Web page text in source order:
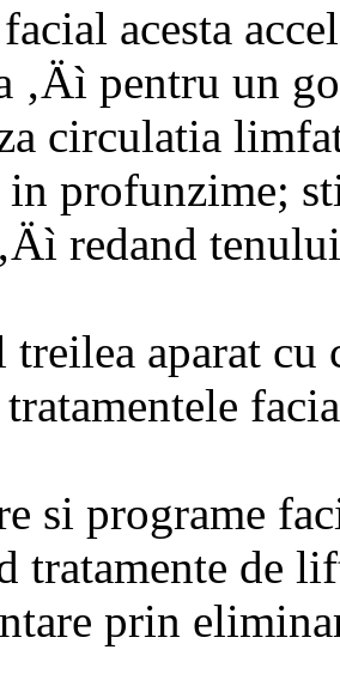
acesta
‚Äì pentru un
circulatia
in profunzime;
redand
treilea aparat
si programe
tratamente de
prin